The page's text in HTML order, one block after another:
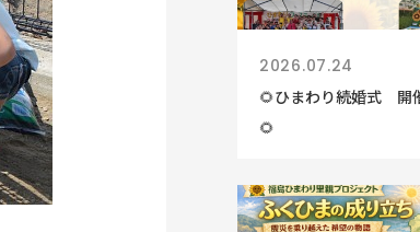
2026.07.24
🌻ひまわり続婚式 開
🌻